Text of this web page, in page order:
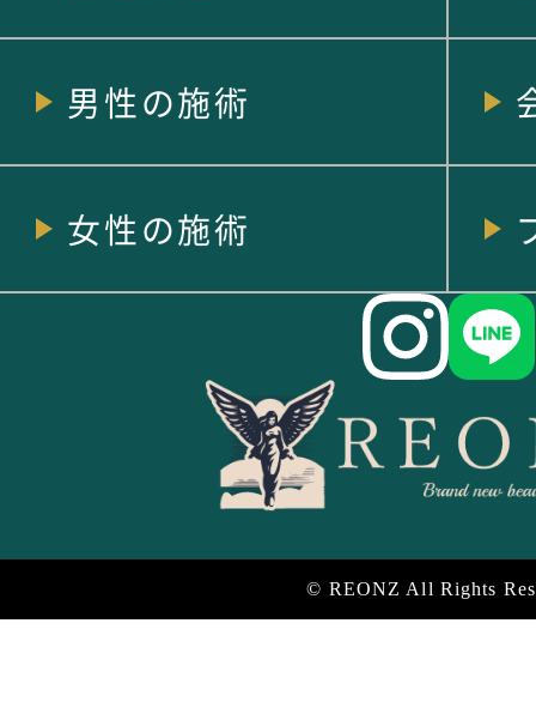
男性の施術
女性の施術
© REONZ All Rights